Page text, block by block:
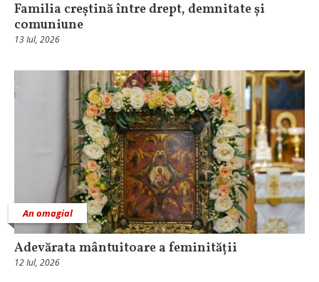
Familia creștină între drept, demnitate și
comuniune
13 Iul, 2026
An omagial
Adevărata mântuitoare a feminității
12 Iul, 2026